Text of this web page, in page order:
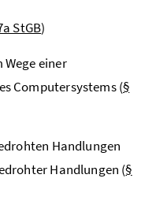
StGB)
einer
Computersystems (§
Handlungen
Handlungen (§